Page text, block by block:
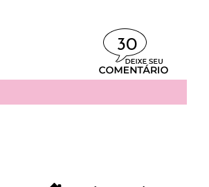
30